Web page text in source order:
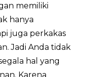
memiliki
hanya
juga perkakas
Jadi Anda tidak
hal yang
Karena